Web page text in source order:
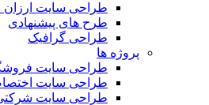
طراحی سایت ارزان قیمت
طرح های پیشنهادی
طراحی گرافیک
پروژه ها
طراحی سایت فروشگاهی
طراحی سایت اختصاصی
طراحی سایت شرکتی